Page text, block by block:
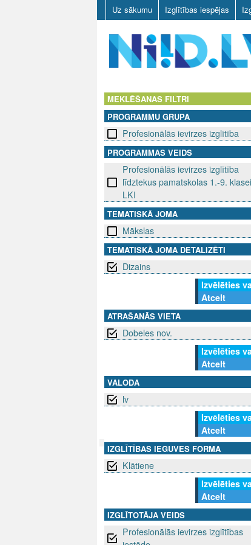
Uz sākumu Izglītības iespējas
D
L
V
MEKLĒŠANAS FILTRI
PROGRAMMU GRUPA
Profesionālās ievirzes izglītība
PROGRAMMAS VEIDS
Profesionālās ievirzes izglītība
līdztekus pamatskolas 1.-9.
LKI
TEMATISKĀ JOMA
Mākslas
TEMATISKĀ JOMA DETALIZĒTI
Dizains
Izvēlēties
Atcelt
ATRAŠANĀS VIETA
Dobeles nov.
Izvēlēties
Atcelt
VALODA
lv
Izvēlēties
Atcelt
IZGLĪTĪBAS IEGUVES FORMA
Klātiene
Izvēlēties
Atcelt
IZGLĪTOTĀJA VEIDS
Profesionālās ievirzes izglītības
SEKO MUMS